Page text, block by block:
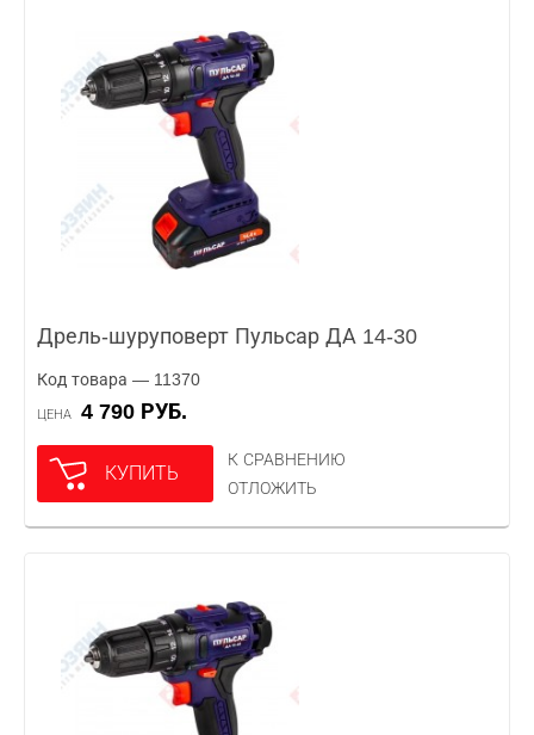
Дрель-шуруповерт Пульсар ДА 14-30
Код товара — 11370
ЦЕНА 4 790 РУБ.
КУПИТЬ
К СРАВНЕНИЮ
ОТЛОЖИТЬ